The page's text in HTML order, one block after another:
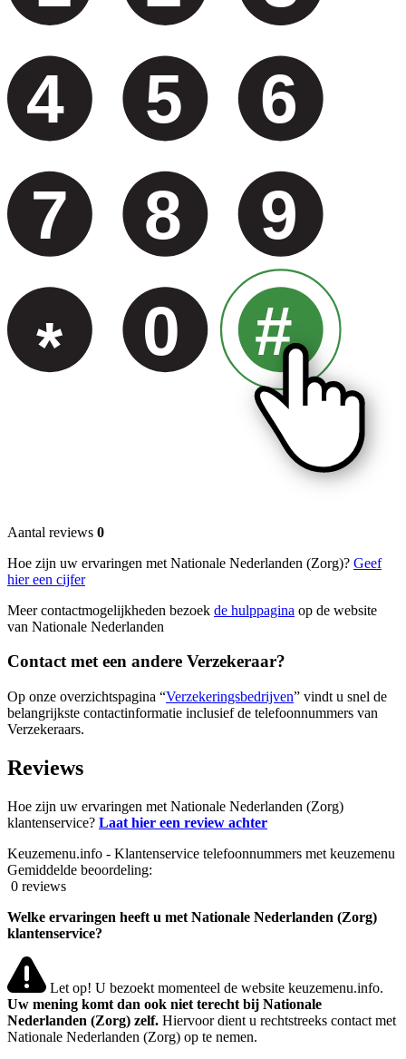
4 5
6
7
8 9
* 0 #
Aantal reviews 0
Hoe zijn uw ervaringen met Nationale Nederlanden (Zorg)? Geef
hier een cijfer
Meer contactmogelijkheden bezoek de hulppagina op de website
van Nationale Nederlanden
Contact met een andere Verzekeraar?
Op onze overzichtspagina “Verzekeringsbedrijven” vindt u snel de
belangrijkste contactinformatie inclusief de telefoonnummers van
Verzekeraars.
Reviews
Hoe zijn uw ervaringen met Nationale Nederlanden (Zorg)
klantenservice? Laat hier een review achter
Keuzemenu.info - Klantenservice telefoonnummers met keuzemenu
Gemiddelde beoordeling:
0 reviews
Welke ervaringen heeft u met Nationale Nederlanden (Zorg)
klantenservice?
Let op! U bezoekt momenteel de website keuzemenu.info.
Uw mening komt dan ook niet terecht bij Nationale
Nederlanden (Zorg) zelf. Hiervoor dient u rechtstreeks contact met
Nationale Nederlanden (Zorg) op te nemen.